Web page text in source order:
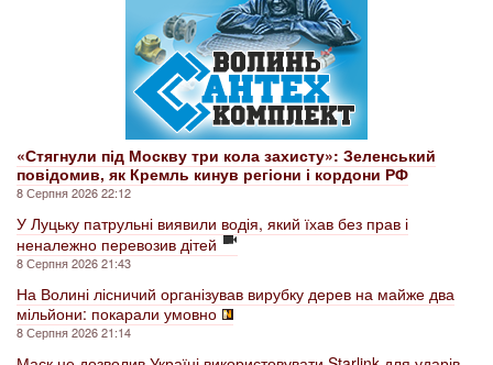
«Стягнули під Москву три кола захисту»: Зеленський
повідомив, як Кремль кинув регіони і кордони РФ
8 Серпня 2026 22:12
У Луцьку патрульні виявили водія, який їхав без прав і
неналежно перевозив дітей
8 Серпня 2026 21:43
На Волині лісничий організував вирубку дерев на майже два
мільйони: покарали умовно
8 Серпня 2026 21:14